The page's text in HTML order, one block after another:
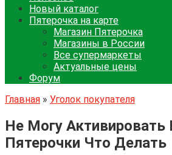
Новый каталог
Пятерочка на карте
Магазин Пятерочка
Магазины в России
Все супермаркеты
Актуальные цены
Форум
Главная » Уголок покупателя
Не Могу Активировать
Пятерочки Что Делать